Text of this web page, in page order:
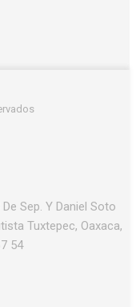
Sep. Y Daniel Soto
Tuxtepec, Oaxaca,
54